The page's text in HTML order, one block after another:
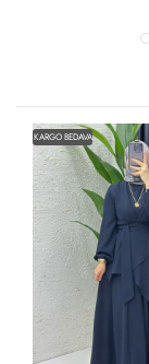
KARGO BEDAVA